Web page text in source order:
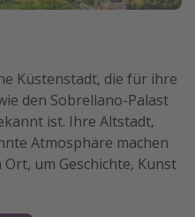
Küstenstadt, die für ihre
den Sobrellano-Palast
ist. Ihre Altstadt,
Atmosphäre machen
um Geschichte, Kunst